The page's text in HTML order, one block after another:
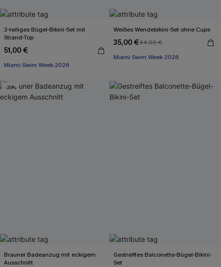
3-teiliges Bügel-Bikini-Set mit
Strand-Top
51,00 €
Miami Swim Week 2026
Weißes Wendebikini-Set ohne Cups
35,00 €44,00 €
Miami Swim Week 2026
-20%
Brauner Badeanzug mit eckigem
Ausschnitt
Gestreiftes Balconette-Bügel-Bikini-
Set